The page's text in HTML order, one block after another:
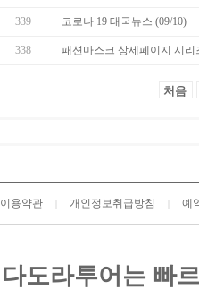
339 코로나 19 태국뉴스 (09/10)
338 패션마스크 상세페이지 시리
처음
이용약관 개인정보취급방침 예
다도라투어는 빠